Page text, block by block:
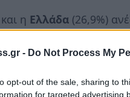
- Do Not Process My
opt-out of the sale, sharing to
for targeted advertising
η Ελλάδα (26,9%)
σε κίνδυνο φτώχειας